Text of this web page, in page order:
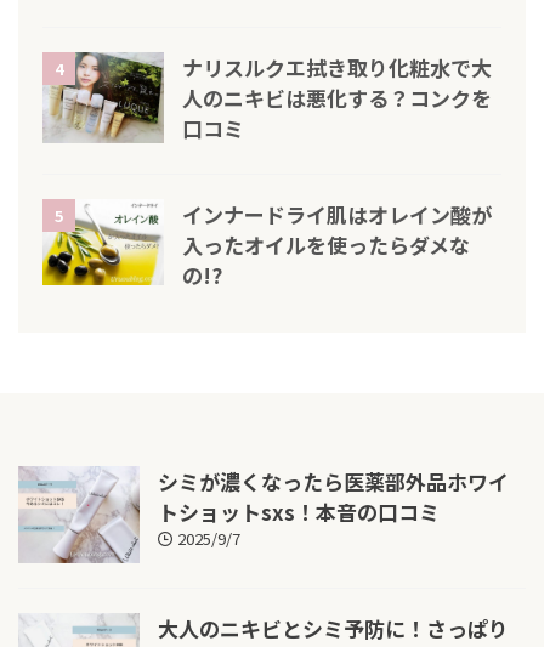
4
ナリスルクエ拭き取り化粧水で大
人のニキビは悪化する？コンクを
口コミ
5
インナードライ肌はオレイン酸が
入ったオイルを使ったらダメな
の!?
シミが濃くなったら医薬部外品ホワイ
トショットsxs！本音の口コミ
2025/9/7
大人のニキビとシミ予防に！さっぱり